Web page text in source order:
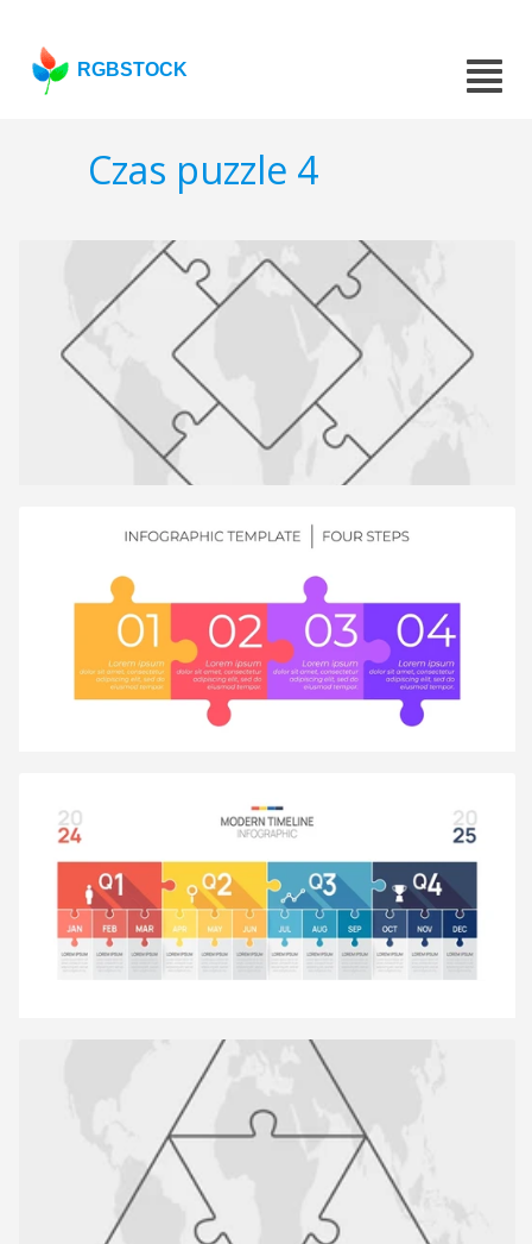
RGBSTOCK
Czas puzzle 4